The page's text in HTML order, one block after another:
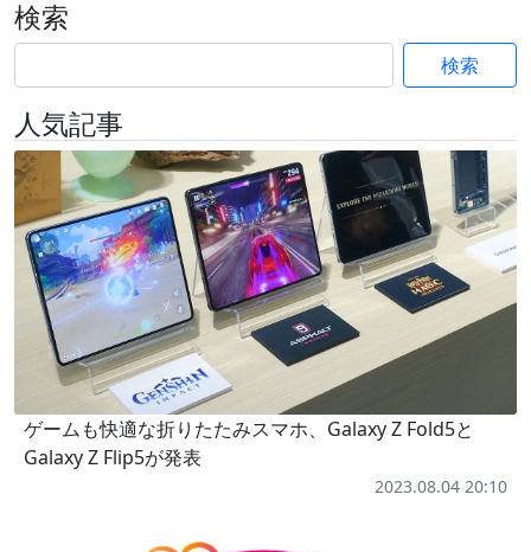
検索
検索
人気記事
ゲームも快適な折りたたみスマホ、Galaxy Z Fold5と
Galaxy Z Flip5が発表
2023.08.04 20:10